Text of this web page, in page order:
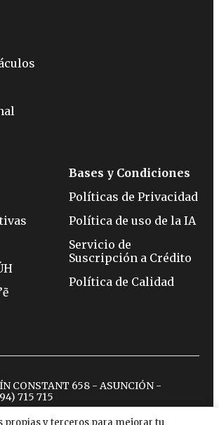
propias y terceros para mejorar tu
Bases y Condiciones
Políticas de Privacidad
Política de uso de la IA
Servicio de
Suscripción a Crédito
Política de Calidad
CONSTANT 658 - ASUNCIÓN -
715 715